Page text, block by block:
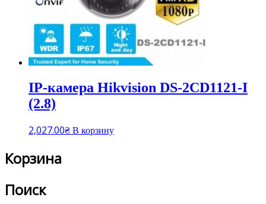
IP-камера Hikvision DS-2CD1121-I
(2.8)
2,027.00₴ В корзину
Корзина
Поиск